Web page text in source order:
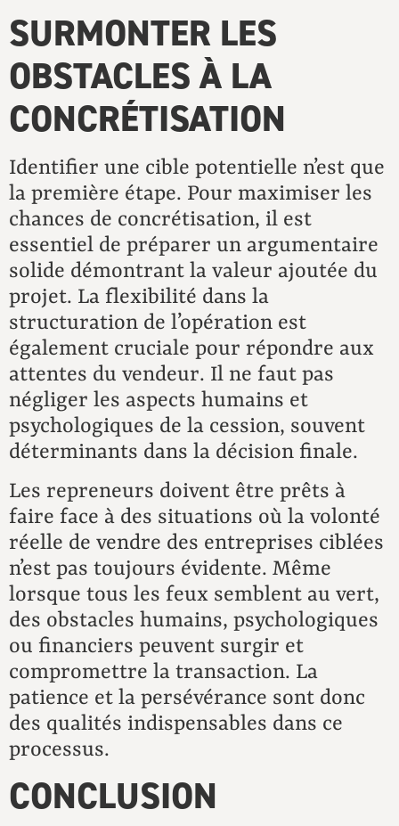
SURMONTER LES
OBSTACLES À LA
CONCRÉTISATION
Identifier une cible potentielle n’est que
la première étape. Pour maximiser les
chances de concrétisation, il est
essentiel de préparer un argumentaire
solide démontrant la valeur ajoutée du
projet. La flexibilité dans la
structuration de l’opération est
également cruciale pour répondre aux
attentes du vendeur. Il ne faut pas
négliger les aspects humains et
psychologiques de la cession, souvent
déterminants dans la décision finale.
Les repreneurs doivent être prêts à
faire face à des situations où la volonté
réelle de vendre des entreprises ciblées
n’est pas toujours évidente. Même
lorsque tous les feux semblent au vert,
des obstacles humains, psychologiques
ou financiers peuvent surgir et
compromettre la transaction. La
patience et la persévérance sont donc
des qualités indispensables dans ce
processus.
CONCLUSION